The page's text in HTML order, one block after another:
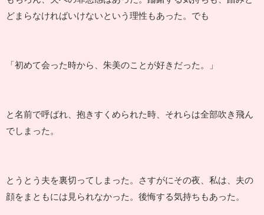
どまらなければいけないという理性もあった。でも
「初めて会った時から、朱美のことが好きだった。」
と名前で呼ばれ、抱きすくめられた時、それらは全部吹き飛ん
でしまった。
とうとう夫を裏切ってしまった。さすがにその夜、私は、夫の
顔をまともには見られなかった。後悔する気持ちもあった。